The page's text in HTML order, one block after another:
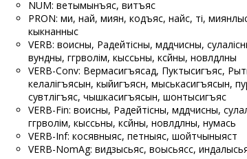
NUM: ветымынъяс, витъяс
PRON: ми, найӧ, миян, кодъяс, найӧс, ті,
кыкнанныс
VERB: воисны, Радейтісны, мӧдӧдчисны,
вунӧдны, гӧгӧрволім, кыссьӧны, кӧсйӧны, новлӧдлӧны
VERB-Conv: Вермасигъясад, Пуктысигъясӧ,
келалігъясын, кыйигъясӧн, мыськасигъясын,
сувтлігъясӧ, чышкасигъясын, шонтысигъясӧ
VERB-Fin: воисны, Радейтісны, мӧдӧдчисны,
гӧгӧрволім, кыссьӧны, кӧсйӧны, новлӧдлӧны, нуӧмаӧсь
VERB-Inf: косявныяс, петныяс, шойтчыныястӧ
VERB-NomAg: видзысьяс, воысьясӧс,